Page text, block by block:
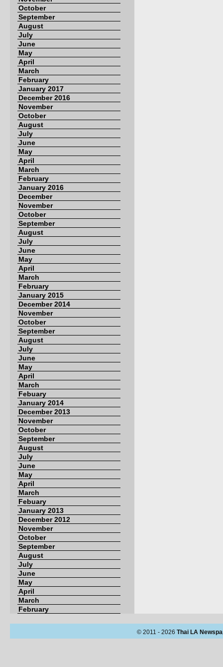
October
September
August
July
June
May
April
March
February
January 2017
December 2016
November
October
August
July
June
May
April
March
February
January 2016
December
November
October
September
August
July
June
May
April
March
February
January 2015
December 2014
November
October
September
August
July
June
May
April
March
Febuary
January 2014
December 2013
November
October
September
August
July
June
May
April
March
Febuary
January 2013
December 2012
November
October
September
August
July
June
May
April
March
February
© 2011 - 2026 Thai LA